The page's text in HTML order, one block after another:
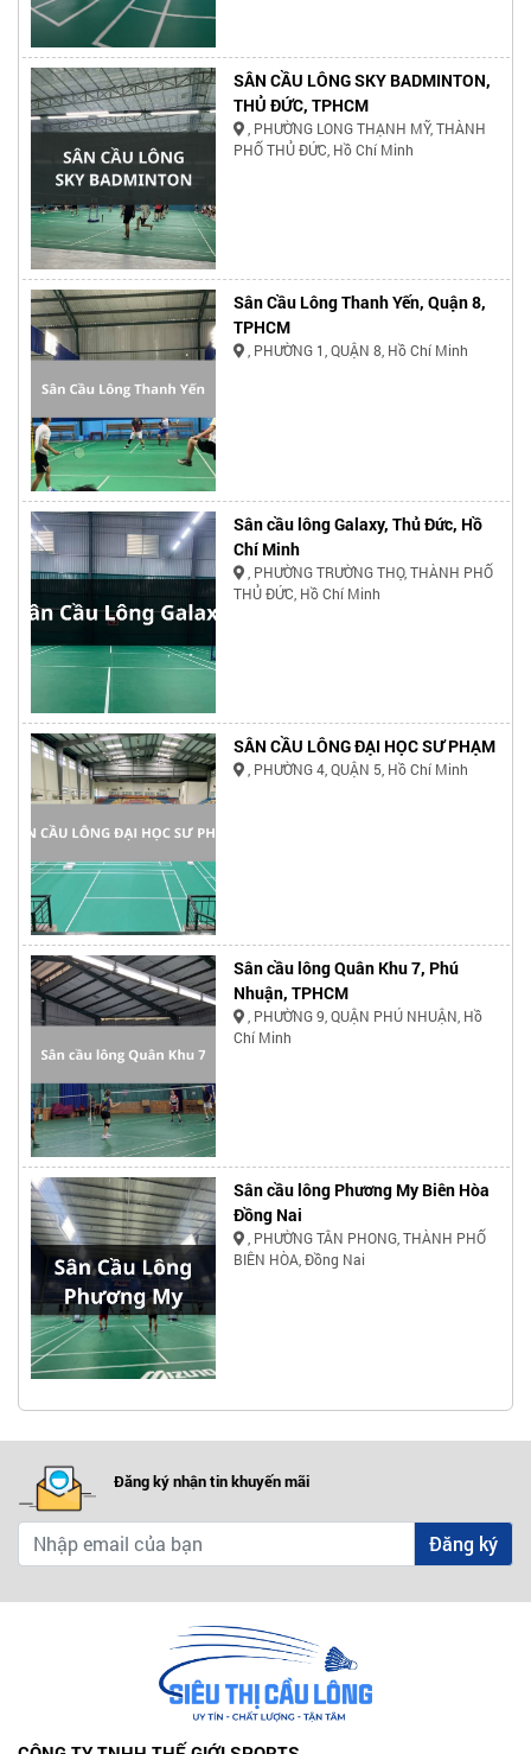
SÂN CẦU LÔNG SKY BADMINTON,
THỦ ĐỨC, TPHCM
, PHƯỜNG LONG THẠNH MỸ, THÀNH
PHỐ THỦ ĐỨC, Hồ Chí Minh
Sân Cầu Lông Thanh Yến, Quận 8,
TPHCM
, PHƯỜNG 1, QUẬN 8, Hồ Chí Minh
Sân cầu lông Galaxy, Thủ Đức, Hồ
Chí Minh
, PHƯỜNG TRƯỜNG THỌ, THÀNH PHỐ
THỦ ĐỨC, Hồ Chí Minh
SÂN CẦU LÔNG ĐẠI HỌC SƯ PHẠM
, PHƯỜNG 4, QUẬN 5, Hồ Chí Minh
Sân cầu lông Quân Khu 7, Phú
Nhuận, TPHCM
, PHƯỜNG 9, QUẬN PHÚ NHUẬN, Hồ
Chí Minh
Sân cầu lông Phương My Biên Hòa
Đồng Nai
, PHƯỜNG TÂN PHONG, THÀNH PHỐ
BIÊN HÒA, Đồng Nai
Đăng ký nhận tin khuyến mãi
Đăng ký